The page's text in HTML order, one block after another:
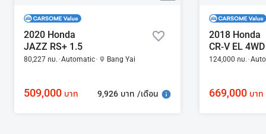
2020 Honda
JAZZ RS+ 1.5
80,227 กม. Automatic Bang Yai
509,000 บาท 9,926 บาท /เดือน
2018 Honda
CR-V EL
124,000 กม.
669,000 บาท